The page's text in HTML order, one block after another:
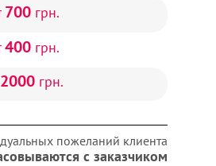
700грн.
400грн.
2000 грн.
пожеланий клиента
с заказчиком